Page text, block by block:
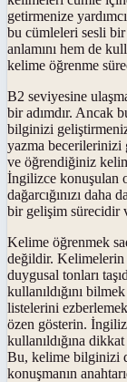
getirmenize
bu cümleleri sesli
anlamını hem de
kelime öğrenme
B2 seviyesine
bir adımdır. Ancak
bilginizi
yazma becerilerinizi
ve öğrendiğiniz
İngilizce konuşulan
dağarcığınızı
bir gelişim sürecidir
Kelime öğrenmek
değildir. Kelimelerin
duygusal tonları
kullanıldığını
listelerini
özen gösterin.
kullanıldığına
Bu, kelime bilginizi
konuşmanın